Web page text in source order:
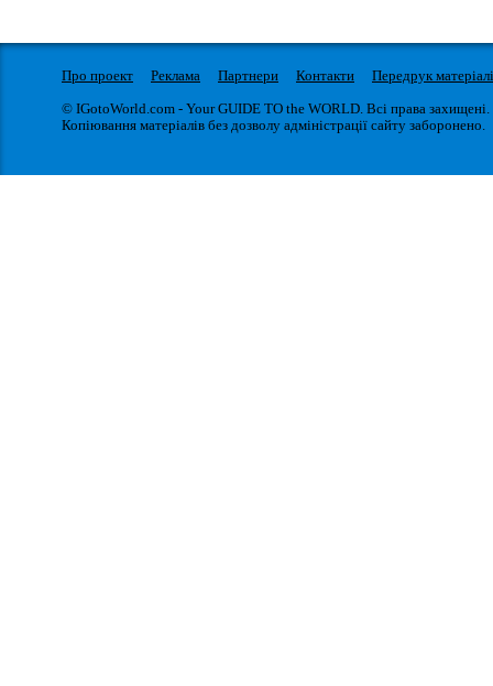
Про проект Реклама Партнери Контакти
Передрук
© IGotoWorld.com - Your GUIDE TO the WORLD. Всі права захищені.
Копіювання матеріалів без дозволу адміністрації сайту заборонено.